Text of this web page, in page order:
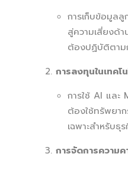
การเก็บข้อมูลลู
สู่ความเสี่ยงด้
ต้องปฏิบัติตาม
การลงทุนในเทคโ
การใช้ AI และ
ต้องใช้ทรัพยา
เฉพาะสำหรับธุ
การจัดการความ